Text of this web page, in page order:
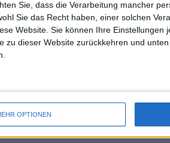
Sie, dass die Verarbeitung mancher
Sie das Recht haben, einer solchen
Website. Sie können Ihre Einstellungen
zu dieser Website zurückkehren und
OPTIONEN
die Runde der letzten Vier
Sie holte ihren
dieser Saison weitere sieben
auf heimischem Boden in
nach Graf benannt, der
wird.